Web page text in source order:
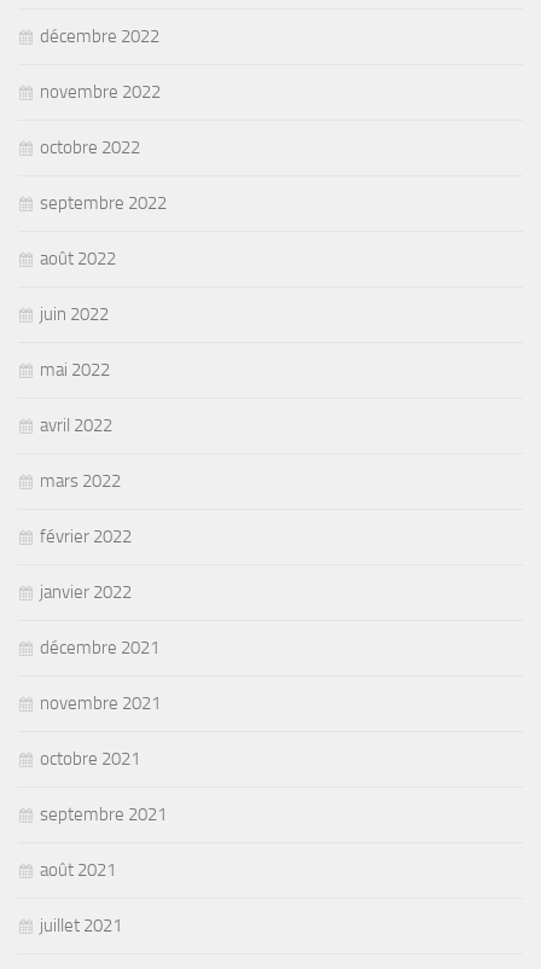
décembre 2022
novembre 2022
octobre 2022
septembre 2022
août 2022
juin 2022
mai 2022
avril 2022
mars 2022
février 2022
janvier 2022
décembre 2021
novembre 2021
octobre 2021
septembre 2021
août 2021
juillet 2021